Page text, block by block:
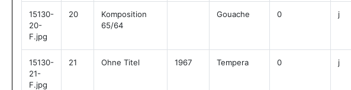
15130-
20-
F.jpg
20
Komposition
65/64
Gouache 0 j
15130-
21-
F.jpg
21 Ohne Titel 1967 Tempera 0 j